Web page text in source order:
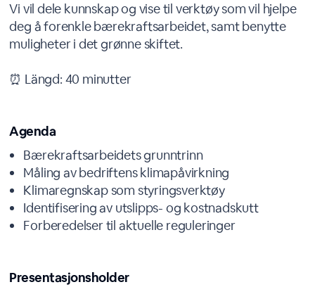
Vi vil dele kunnskap og vise til verktøy som vil hjelpe
deg å forenkle bærekraftsarbeidet, samt benytte
muligheter i det grønne skiftet.
⏰ Längd: 40 minutter
Agenda
Bærekraftsarbeidets grunntrinn
Måling av bedriftens klimapåvirkning
Klimaregnskap som styringsverktøy
Identifisering av utslipps- og kostnadskutt
Forberedelser til aktuelle reguleringer
Presentasjonsholder